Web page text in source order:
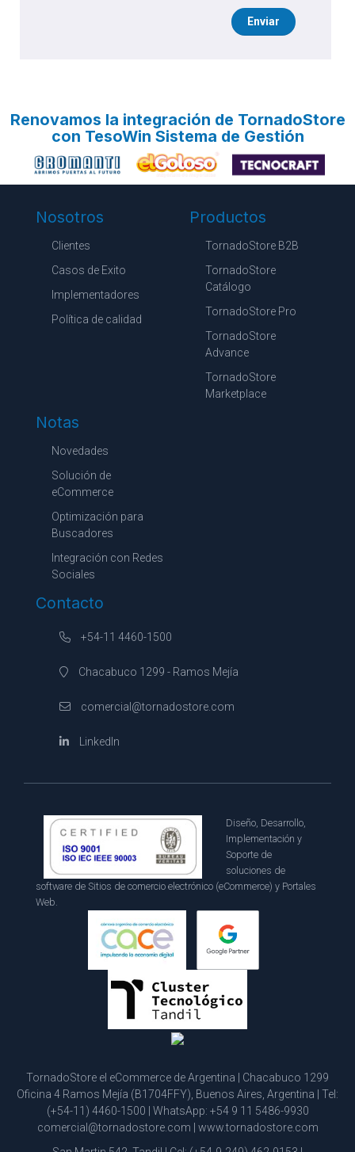
Enviar
Renovamos la integración de TornadoStore
con TesoWin Sistema de Gestión
Nosotros
Clientes
Casos de Exito
Implementadores
Política de calidad
Productos
TornadoStore B2B
TornadoStore
Catálogo
TornadoStore Pro
TornadoStore
Advance
TornadoStore
Marketplace
Notas
Novedades
Solución de
eCommerce
Optimización para
Buscadores
Integración con Redes
Sociales
Contacto
+54-11 4460-1500
Chacabuco 1299 - Ramos Mejía
comercial@tornadostore.com
LinkedIn
Diseño, Desarrollo,
Implementación y
Soporte de
soluciones de
software de Sitios de comercio electrónico (eCommerce) y Portales
Web.
TornadoStore el eCommerce de Argentina | Chacabuco 1299
Oficina 4 Ramos Mejía (B1704FFY), Buenos Aires, Argentina | Tel:
(+54-11) 4460-1500 | WhatsApp: +54 9 11 5486-9930
comercial@tornadostore.com
www.tornadostore.com